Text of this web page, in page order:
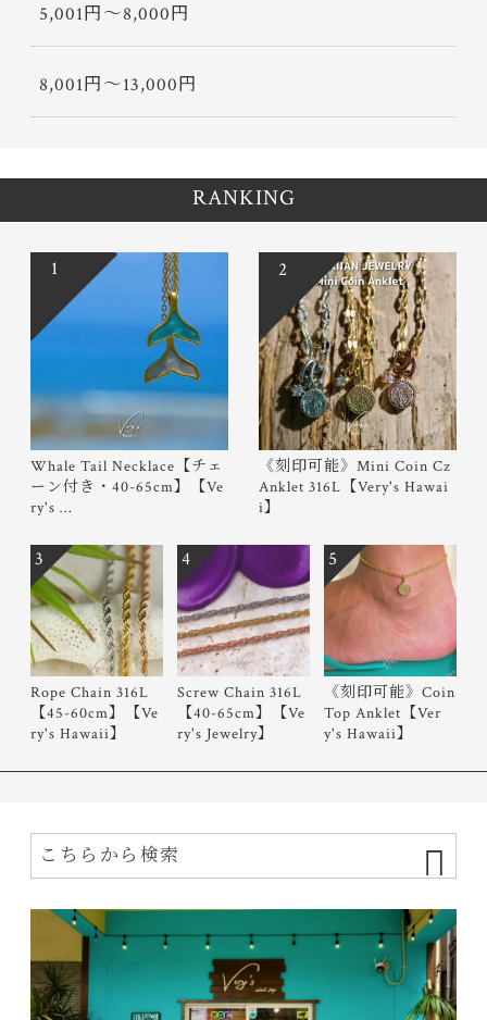
5,001円〜8,000円
8,001円〜13,000円
RANKING
Whale Tail Necklace【チェ
ーン付き・40-65cm】【Ve
ry's …
1
《刻印可能》Mini Coin Cz
Anklet 316L【Very's Hawai
i】
2
Rope Chain 316L
【45-60cm】【Ve
ry's Hawaii】
3
Screw Chain 316L
【40-65cm】【Ve
ry's Jewelry】
4
《刻印可能》Coin
Top Anklet【Ver
y's Hawaii】
5